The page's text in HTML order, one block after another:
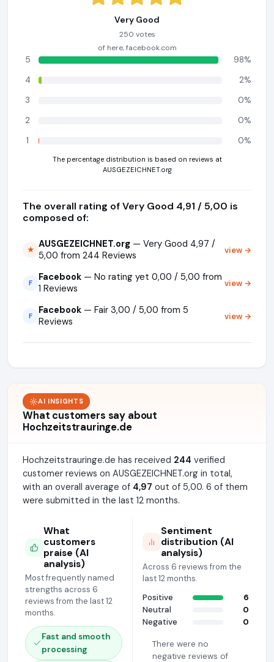
Very Good
250 votes
of here, facebook.com
5
98%
4
2%
3
0%
2
0%
1
0%
The percentage distribution is based on reviews at
AUSGEZEICHNET.org
The overall rating of Very Good 4,91 / 5,00 is
composed of:
★ AUSGEZEICHNET.org — Very Good 4,97 /
5,00 from 244 Reviews
view →
F Facebook — No rating yet 0,00 / 5,00 from
1 Reviews
view →
F Facebook — Fair 3,00 / 5,00 from 5
Reviews
view →
AI INSIGHTS
What customers say about
Hochzeitstrauringe.de
Hochzeitstrauringe.de has received 244 verified
customer reviews on AUSGEZEICHNET.org in total,
with an overall average of 4,97 out of 5,00. 6 of them
were submitted in the last 12 months.
What
customers
praise (AI
analysis)
Most frequently named
strengths across 6
reviews from the last 12
months.
Fast and smooth
processing
Sentiment
distribution (AI
analysis)
Across 6 reviews from the
last 12 months.
Positive
6
Neutral
0
Negative
0
There were no
negative reviews of